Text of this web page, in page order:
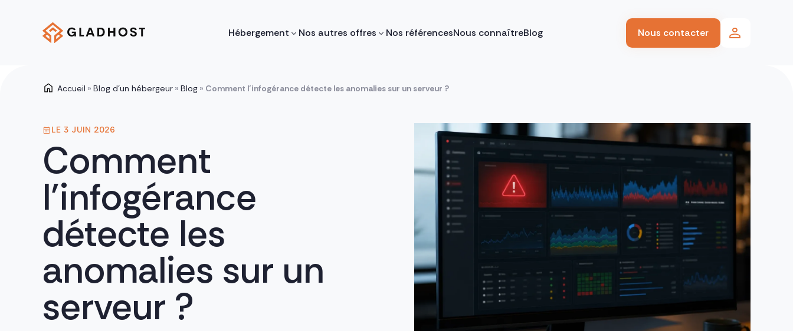
Hébergement Nos autres offres Nos référencesNous connaîtreBlog Nous contacter
Accueil » Blog d’un hébergeur » Blog » Comment l’infogérance détecte les anomalies sur un serveur ?
LE 3 JUIN 2026
Comment
l’infogérance
détecte les
anomalies sur un
serveur ?